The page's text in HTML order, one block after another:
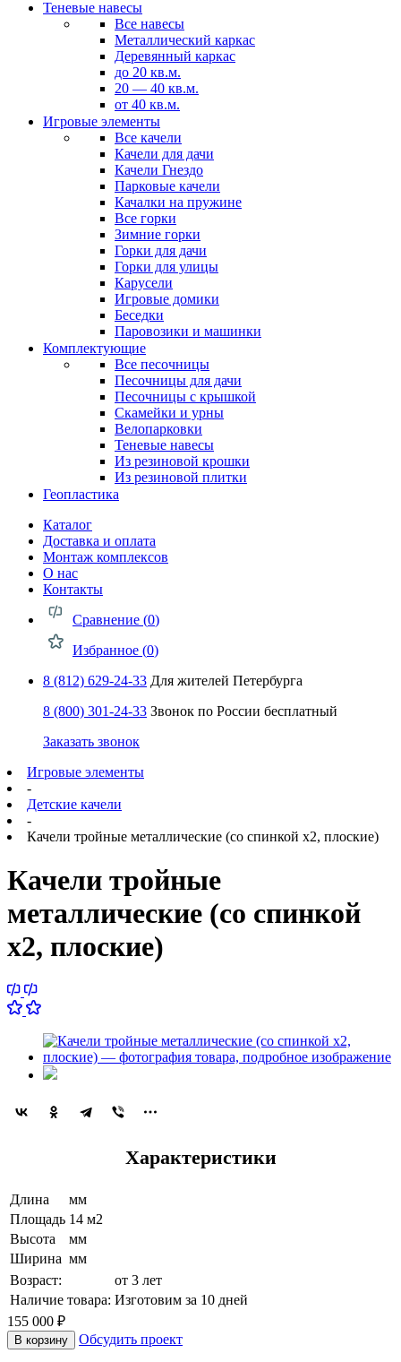
Теневые навесы
Все навесы
Металлический каркас
Деревянный каркас
до 20 кв.м.
20 — 40 кв.м.
от 40 кв.м.
Игровые элементы
Все качели
Качели для дачи
Качели Гнездо
Парковые качели
Качалки на пружине
Все горки
Зимние горки
Горки для дачи
Горки для улицы
Карусели
Игровые домики
Беседки
Паровозики и машинки
Комплектующие
Все песочницы
Песочницы для дачи
Песочницы с крышкой
Скамейки и урны
Велопарковки
Теневые навесы
Из резиновой крошки
Из резиновой плитки
Геопластика
Каталог
Доставка и оплата
Монтаж комплексов
О нас
Контакты
Сравнение (0)
Избранное (0)
8 (812) 629-24-33 Для жителей Петербурга
8 (800) 301-24-33 Звонок по России бесплатный
Заказать звонок
Игровые элементы
-
Детские качели
-
Качели тройные металлические (со спинкой x2, плоские)
Качели тройные
металлические (со спинкой
x2, плоские)
Характеристики
Длина
мм
Площадь 14 м2
Высота
мм
Ширина мм
Возраст:
от 3 лет
Наличие товара: Изготовим за 10 дней
155 000 ₽
В корзину Обсудить проект